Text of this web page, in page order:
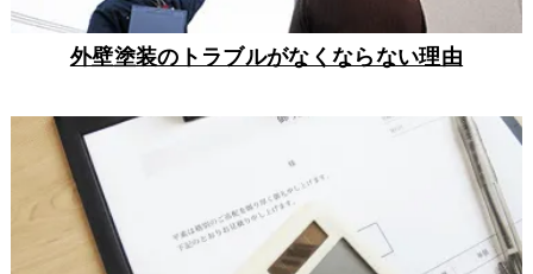
外壁塗装のトラブルがなくならない理由